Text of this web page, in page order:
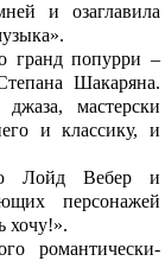
и озаглавила
гранд попурри –
Шакаряна.
мастерски
и классику, и
Лойд Вебер и
персонажей
хочу!».
романтически-